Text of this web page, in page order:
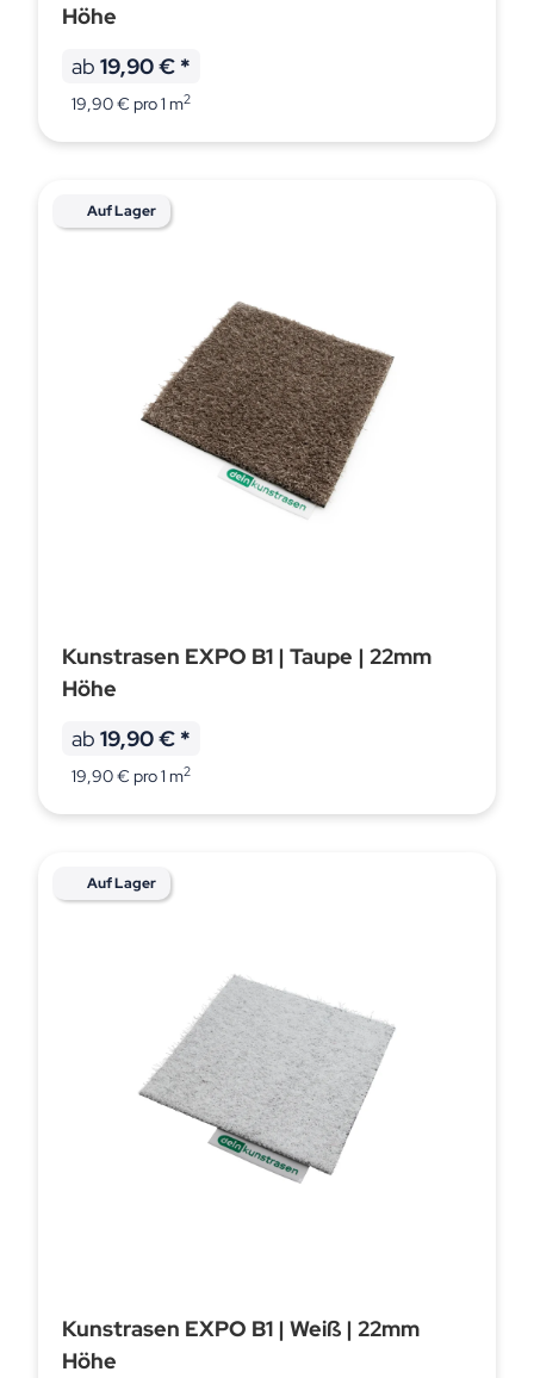
Höhe
ab 19,90 € *
19,90 € pro 1 m2
Auf Lager
Kunstrasen EXPO B1 | Taupe | 22mm
Höhe
ab 19,90 € *
19,90 € pro 1 m2
Auf Lager
Kunstrasen EXPO B1 | Weiß | 22mm
Höhe